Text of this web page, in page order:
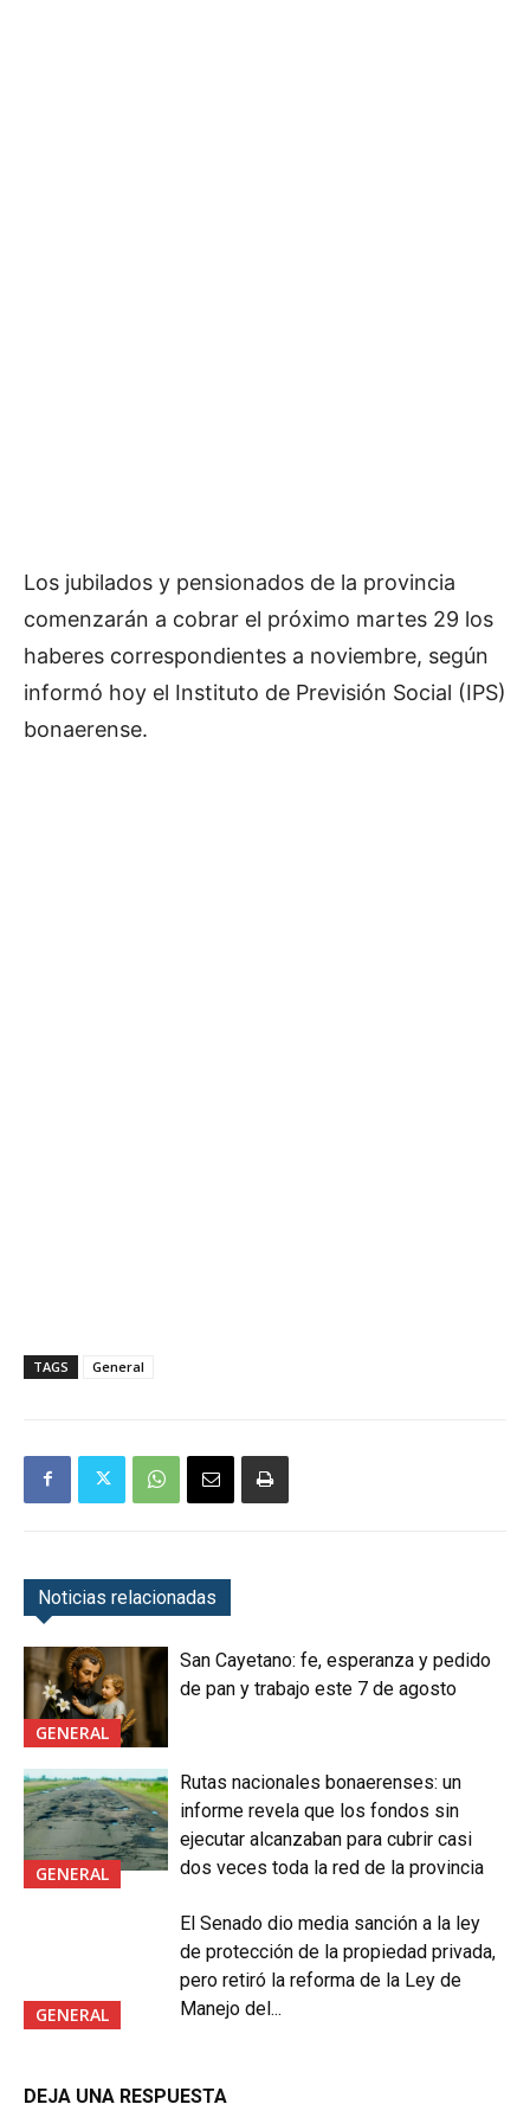
Los jubilados y pensionados de la provincia
comenzarán a cobrar el próximo martes 29 los
haberes correspondientes a noviembre, según
informó hoy el Instituto de Previsión Social (IPS)
bonaerense.
TAGS General
Noticias relacionadas
GENERAL
San Cayetano: fe, esperanza y pedido
de pan y trabajo este 7 de agosto
GENERAL
Rutas nacionales bonaerenses: un
informe revela que los fondos sin
ejecutar alcanzaban para cubrir casi
dos veces toda la red de la provincia
GENERAL
El Senado dio media sanción a la ley
de protección de la propiedad privada,
pero retiró la reforma de la Ley de
Manejo del...
DEJA UNA RESPUESTA